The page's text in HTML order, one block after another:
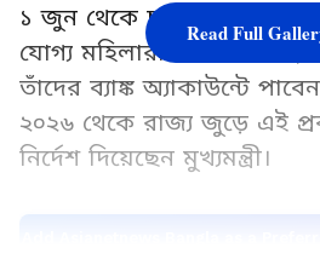
১ জুন থেকে চালু হতে চলেছে
যোগ্য মহিলারা প্রতি মাসে
তাঁদের ব্যাঙ্ক অ্যাকাউন্টে
২০২৬ থেকে রাজ্য জুড়ে এই
নির্দেশ দিয়েছেন মুখ্যমন্ত্রী।
Read Full